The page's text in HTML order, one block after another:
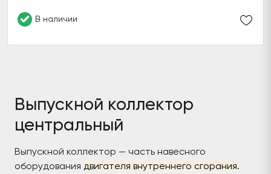
В наличии
Выпускной коллектор
центральный
Выпускной коллектор — часть навесного
оборудования двигателя внутреннего сгорания.